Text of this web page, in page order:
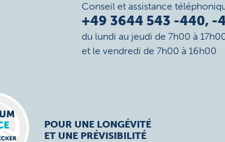
Conseil et assistance
+49 3644 543 -440, -
du lundi au jeudi de 7h00 à
et le vendredi de 7h00 à 16h00
POUR UNE LONGÉVITÉ
ET UNE PRÉVISIBILITÉ